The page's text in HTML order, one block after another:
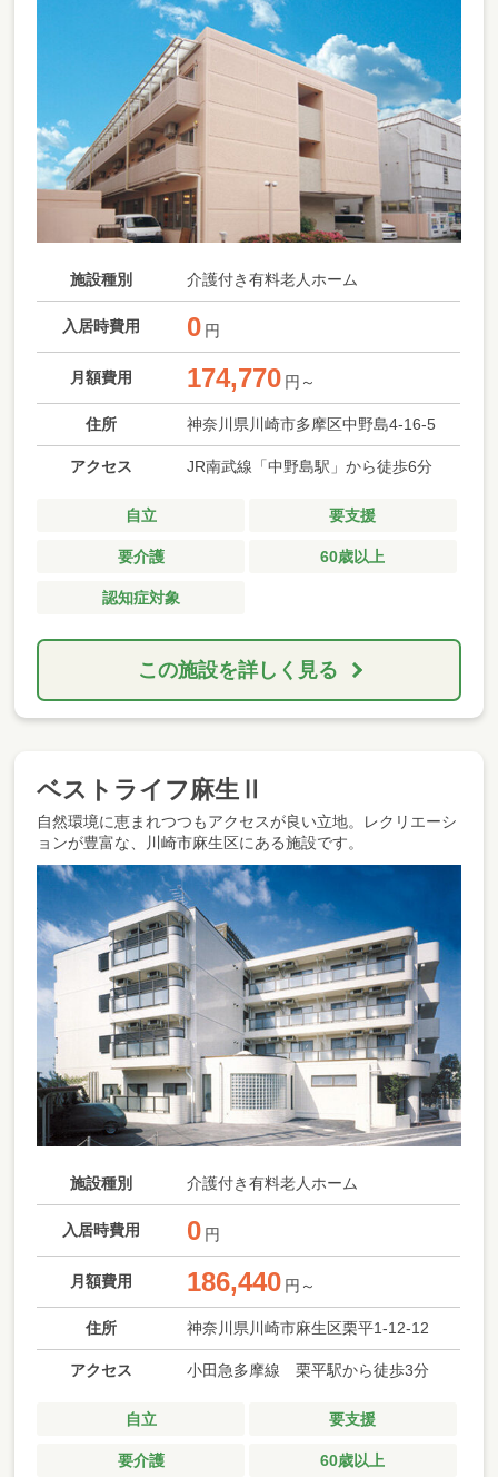
施設種別 介護付き有料老人ホーム
入居時費用 0 円
月額費用 174,770 円～
住所 神奈川県川崎市多摩区中野島4-16-5
アクセス JR南武線「中野島駅」から徒歩6分
自立 要支援
要介護 60歳以上
認知症対象
この施設を詳しく見る
ベストライフ麻生Ⅱ
自然環境に恵まれつつもアクセスが良い立地。レクリエーシ
ョンが豊富な、川崎市麻生区にある施設です。
施設種別 介護付き有料老人ホーム
入居時費用 0 円
月額費用 186,440 円～
住所 神奈川県川崎市麻生区栗平1-12-12
アクセス 小田急多摩線 栗平駅から徒歩3分
自立 要支援
要介護 60歳以上